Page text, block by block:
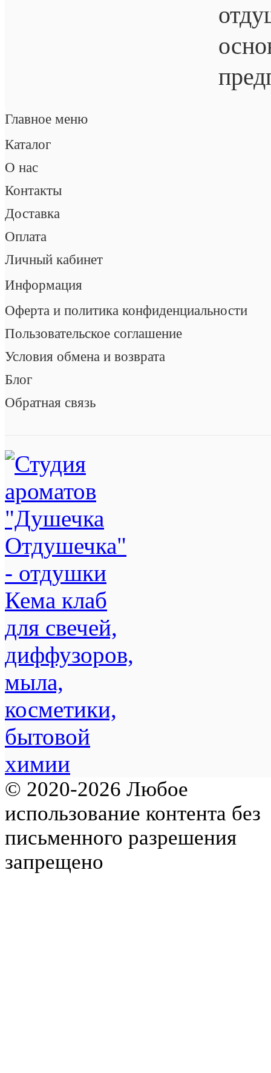
Главное меню
Каталог
О нас
Контакты
Доставка
Оплата
Личный кабинет
Информация
Оферта и политика конфиденциальности
Пользовательское соглашение
Условия обмена и возврата
Блог
Обратная связь
© 2020-2026 Любое
использование контента без
письменного разрешения
запрещено